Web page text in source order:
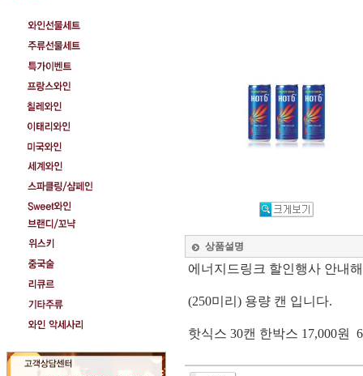
상품설명
에너지드링크 할인행사 안내
(250미리) 용량 캔 입니다.
핫식스 30캔 한박스 17,000원